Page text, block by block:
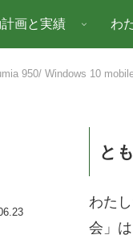
画と実績 わ
950/ Windows 10 mobile
と
わた
会」